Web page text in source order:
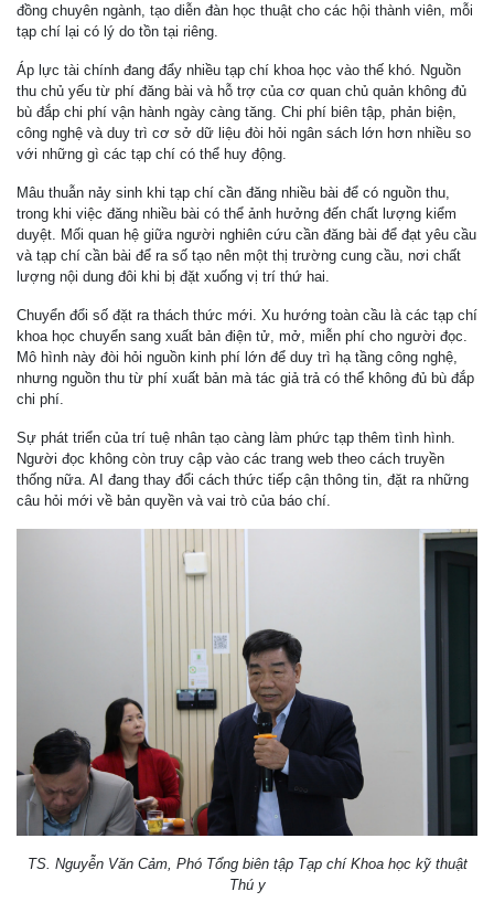
đồng chuyên ngành, tạo diễn đàn học thuật cho các hội thành viên, mỗi
tạp chí lại có lý do tồn tại riêng.
Áp lực tài chính đang đẩy nhiều tạp chí khoa học vào thế khó. Nguồn
thu chủ yếu từ phí đăng bài và hỗ trợ của cơ quan chủ quản không đủ
bù đắp chi phí vận hành ngày càng tăng. Chi phí biên tập, phản biện,
công nghệ và duy trì cơ sở dữ liệu đòi hỏi ngân sách lớn hơn nhiều so
với những gì các tạp chí có thể huy động.
Mâu thuẫn nảy sinh khi tạp chí cần đăng nhiều bài để có nguồn thu,
trong khi việc đăng nhiều bài có thể ảnh hưởng đến chất lượng kiểm
duyệt. Mối quan hệ giữa người nghiên cứu cần đăng bài để đạt yêu cầu
và tạp chí cần bài để ra số tạo nên một thị trường cung cầu, nơi chất
lượng nội dung đôi khi bị đặt xuống vị trí thứ hai.
Chuyển đổi số đặt ra thách thức mới. Xu hướng toàn cầu là các tạp chí
khoa học chuyển sang xuất bản điện tử, mở, miễn phí cho người đọc.
Mô hình này đòi hỏi nguồn kinh phí lớn để duy trì hạ tầng công nghệ,
nhưng nguồn thu từ phí xuất bản mà tác giả trả có thể không đủ bù đắp
chi phí.
Sự phát triển của trí tuệ nhân tạo càng làm phức tạp thêm tình hình.
Người đọc không còn truy cập vào các trang web theo cách truyền
thống nữa. AI đang thay đổi cách thức tiếp cận thông tin, đặt ra những
câu hỏi mới về bản quyền và vai trò của báo chí.
TS. Nguyễn Văn Cảm, Phó Tổng biên tập Tạp chí Khoa học kỹ thuật
Thú y